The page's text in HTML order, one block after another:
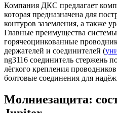
Компания ДКС предлагает
которая предназначена для
контуров заземления, а также
Главные преимущества
горячеоцинкованные
держателей и соединителей (
ng3116 cоединитель стержень
лёгкого крепления
болтовые соединения для
Молниезащита: